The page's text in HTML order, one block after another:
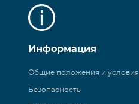
Информация
Общие положения и условия
Безопасность